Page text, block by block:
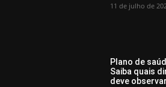
11 de julho de
Plano de
Saiba quais
deve observar